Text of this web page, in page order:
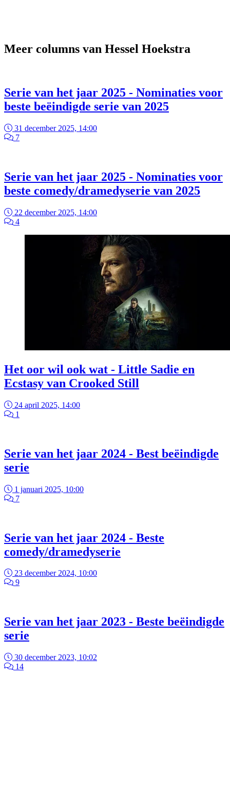
Meer columns van Hessel Hoekstra
Serie van het jaar 2025 - Nominaties voor
beste beëindigde serie van 2025
31 december 2025, 14:00
7
Serie van het jaar 2025 - Nominaties voor
beste comedy/dramedyserie van 2025
22 december 2025, 14:00
4
Het oor wil ook wat - Little Sadie en
Ecstasy van Crooked Still
24 april 2025, 14:00
1
Serie van het jaar 2024 - Best beëindigde
serie
1 januari 2025, 10:00
7
Serie van het jaar 2024 - Beste
comedy/dramedyserie
23 december 2024, 10:00
9
Serie van het jaar 2023 - Beste beëindigde
serie
30 december 2023, 10:02
14